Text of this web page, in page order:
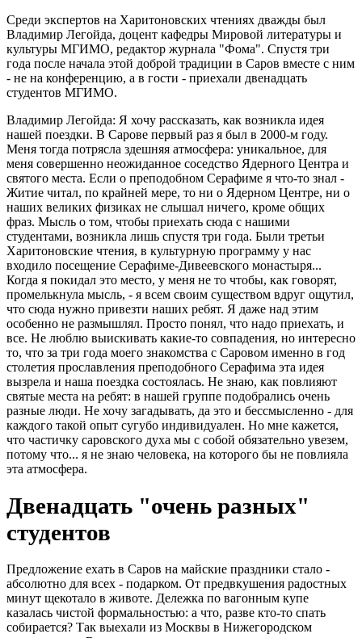
Среди экспертов на Харитоновских чтениях дважды был
Владимир Легойда, доцент кафедры Мировой литературы и
культуры МГИМО, редактор журнала "Фома". Спустя три
года после начала этой доброй традиции в Саров вместе с ним
- не на конференцию, а в гости - приехали двенадцать
студентов МГИМО.
Владимир Легойда: Я хочу рассказать, как возникла идея
нашей поездки. В Сарове первый раз я был в 2000-м году.
Меня тогда потрясла здешняя атмосфера: уникальное, для
меня совершенно неожиданное соседство Ядерного Центра и
святого места. Если о преподобном Серафиме я что-то знал -
Житие читал, по крайней мере, то ни о Ядерном Центре, ни о
наших великих физиках не слышал ничего, кроме общих
фраз. Мысль о том, чтобы приехать сюда с нашими
студентами, возникла лишь спустя три года. Были третьи
Харитоновские чтения, в культурную программу у нас
входило посещение Серафиме-Дивеевского монастыря...
Когда я покидал это место, у меня не то чтобы, как говорят,
промелькнула мысль, - я всем своим существом вдруг ощутил,
что сюда нужно привезти наших ребят. Я даже над этим
особенно не размышлял. Просто понял, что надо приехать, и
все. Не люблю выискивать какие-то совпадения, но интересно
то, что за три года моего знакомства с Саровом именно в год
столетия прославления преподобного Серафима эта идея
вызрела и наша поездка состоялась. Не знаю, как повлияют
святые места на ребят: в нашей группе подобрались очень
разные люди. Не хочу загадывать, да это и бессмысленно - для
каждого такой опыт сугубо индивидуален. Но мне кажется,
что частичку саровского духа мы с собой обязательно увезем,
потому что... я не знаю человека, на которого бы не повлияла
эта атмосфера.
Двенадцать "очень разных"
студентов
Предложение ехать в Саров на майские праздники стало -
абсолютно для всех - подарком. От предвкушения радостных
минут щекотало в животе. Дележка по вагонным купе
казалась чистой формальностью: а что, разве кто-то спать
собирается? Так выехали из Москвы в Нижегородском